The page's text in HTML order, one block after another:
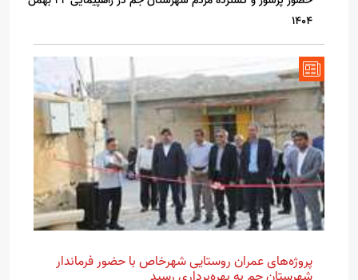
۱۴۰۴
پروژه‌های عمران روستایی شهرخاص با حضور فرماندار